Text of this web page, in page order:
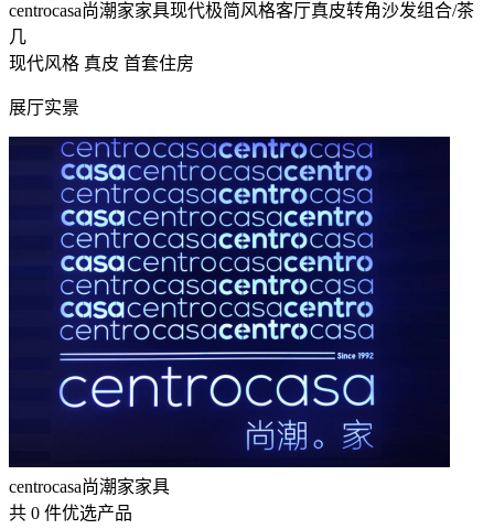
centrocasa尚潮家家具现代极简风格客厅真皮转角沙发组合/茶
几
现代风格 真皮 首套住房
展厅实景
centrocasa尚潮家家具
共 0 件优选产品